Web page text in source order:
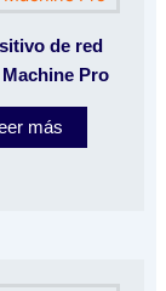
de red
Machine Pro
más